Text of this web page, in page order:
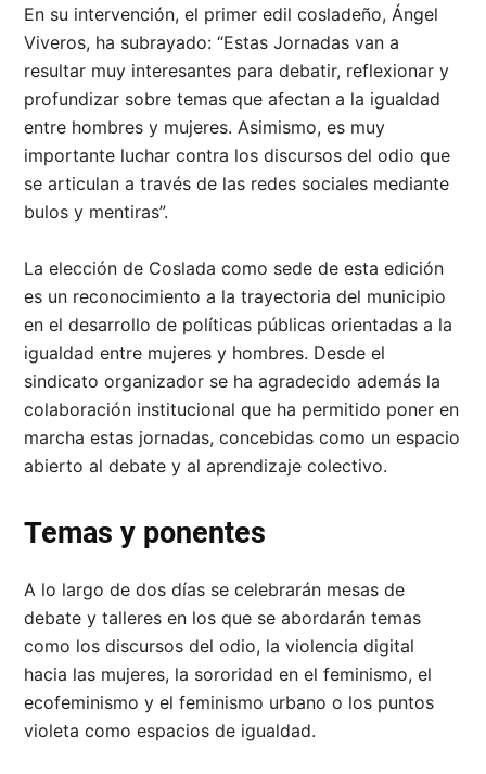
En su intervención, el primer edil cosladeño, Ángel
Viveros, ha subrayado: “Estas Jornadas van a
resultar muy interesantes para debatir, reflexionar y
profundizar sobre temas que afectan a la igualdad
entre hombres y mujeres. Asimismo, es muy
importante luchar contra los discursos del odio que
se articulan a través de las redes sociales mediante
bulos y mentiras”.
La elección de Coslada como sede de esta edición
es un reconocimiento a la trayectoria del municipio
en el desarrollo de políticas públicas orientadas a la
igualdad entre mujeres y hombres. Desde el
sindicato organizador se ha agradecido además la
colaboración institucional que ha permitido poner en
marcha estas jornadas, concebidas como un espacio
abierto al debate y al aprendizaje colectivo.
Temas y ponentes
A lo largo de dos días se celebrarán mesas de
debate y talleres en los que se abordarán temas
como los discursos del odio, la violencia digital
hacia las mujeres, la sororidad en el feminismo, el
ecofeminismo y el feminismo urbano o los puntos
violeta como espacios de igualdad.